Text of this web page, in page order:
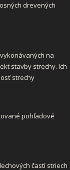
drevených
na
stavby strechy. Ich
strechy
pohľadové
častí striech